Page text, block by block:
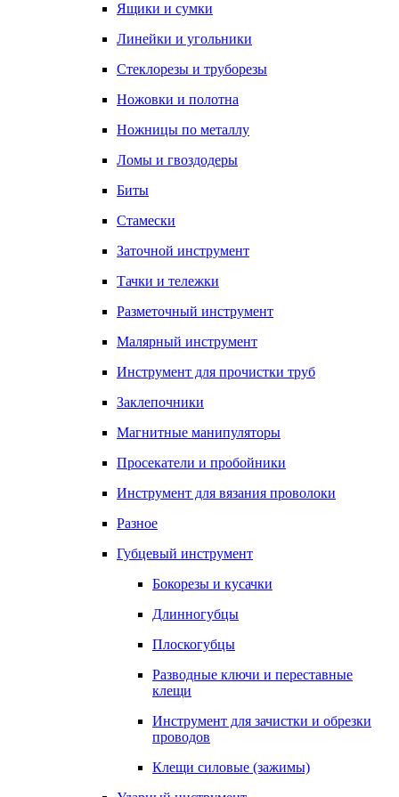
Ящики и сумки
Линейки и угольники
Стеклорезы и труборезы
Ножовки и полотна
Ножницы по металлу
Ломы и гвоздодеры
Биты
Стамески
Заточной инструмент
Тачки и тележки
Разметочный инструмент
Малярный инструмент
Инструмент для прочистки труб
Заклепочники
Магнитные манипуляторы
Просекатели и пробойники
Инструмент для вязания проволоки
Разное
Губцевый инструмент
Бокорезы и кусачки
Длинногубцы
Плоскогубцы
Разводные ключи и переставные
клещи
Инструмент для зачистки и обрезки
проводов
Клещи силовые (зажимы)